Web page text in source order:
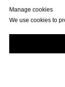
Manage cookies
We use cookies to